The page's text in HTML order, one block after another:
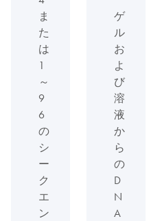
ま
た
は
1
～
9
6
の
シ
ー
ク
エ
ン
ゲ
ル
お
よ
び
溶
液
か
ら
の
D
N
A